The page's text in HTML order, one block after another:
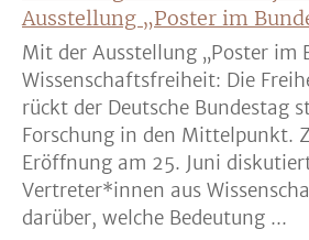
Ausstellung „Poster im
Mit der Ausstellung „Poster im
Wissenschaftsfreiheit: Die
rückt der Deutsche Bundestag
Forschung in den Mittelpunkt.
Eröffnung am 25. Juni
Vertreter*innen aus
darüber, welche Bedeutung ...